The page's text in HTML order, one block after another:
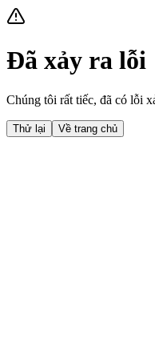
Đã xảy ra lỗi
Chúng tôi rất tiếc, đã có lỗi
Thử lại Về trang chủ